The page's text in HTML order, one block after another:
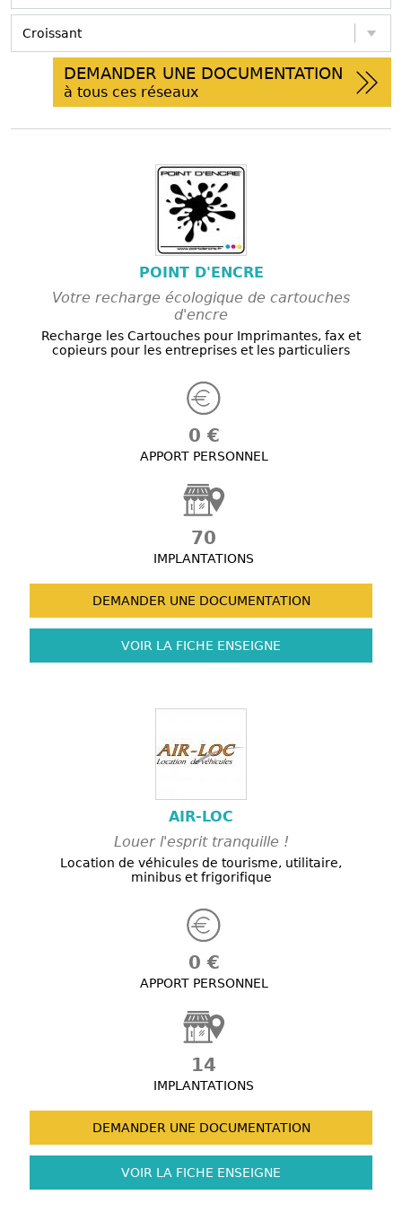
DEMANDER UNE DOCUMENTATION
à tous ces réseaux
POINT D'ENCRE
Votre recharge écologique de cartouches
d'encre
Recharge les Cartouches pour Imprimantes, fax et
copieurs pour les entreprises et les particuliers
0 €
APPORT PERSONNEL
70
IMPLANTATIONS
DEMANDER UNE DOCUMENTATION
VOIR LA FICHE ENSEIGNE
AIR-LOC
Louer l'esprit tranquille !
Location de véhicules de tourisme, utilitaire,
minibus et frigorifique
0 €
APPORT PERSONNEL
14
IMPLANTATIONS
DEMANDER UNE DOCUMENTATION
VOIR LA FICHE ENSEIGNE